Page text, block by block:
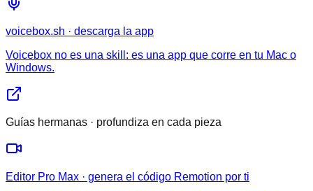
voicebox.sh · descarga la app
Voicebox no es una skill: es una app que corre en tu Mac o
Windows.
Guías hermanas · profundiza en cada pieza
Editor Pro Max · genera el código Remotion por ti